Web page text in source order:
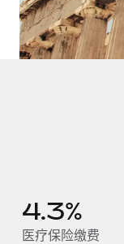
4.3%
医疗保险缴费